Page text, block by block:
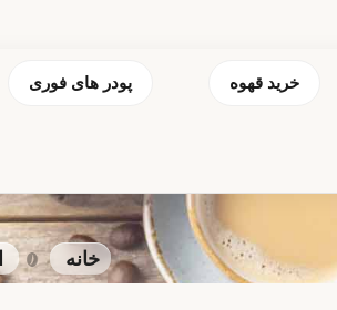
خرید قهوه پودر های فوری
خانه